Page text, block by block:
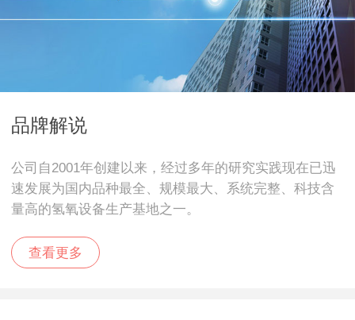
品牌解说
公司自2001年创建以来，经过多年的研究实践现在已迅
速发展为国内品种最全、规模最大、系统完整、科技含
量高的氢氧设备生产基地之一。
查看更多